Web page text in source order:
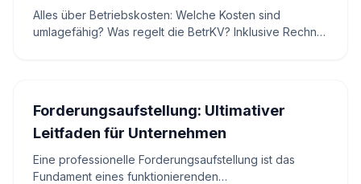
Alles über Betriebskosten: Welche Kosten sind
umlagefähig? Was regelt die BetrKV? Inklusive Rechner
Forderungsaufstellung: Ultimativer
Leitfaden für Unternehmen
Eine professionelle Forderungsaufstellung ist das
Fundament eines funktionierenden